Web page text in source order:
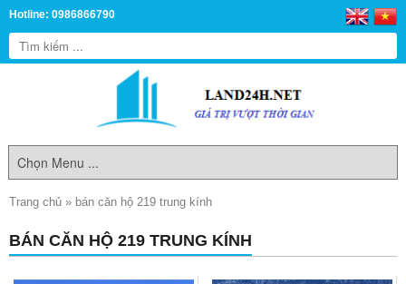
Hotline: 0986866790
Trang chủ » bán căn hộ 219 trung kính
BÁN CĂN HỘ 219 TRUNG KÍNH